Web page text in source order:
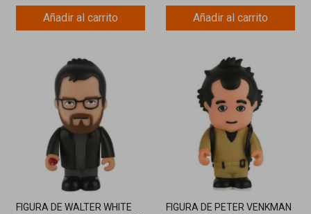
Añadir al carrito Añadir al carrito
FIGURA DE WALTER WHITE
FIGURA DE PETER VENKMAN